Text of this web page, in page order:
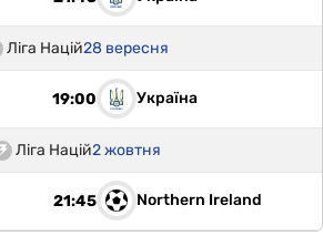
Ліга Націй28 вересня
19:00 Україна
Ліга Націй2 жовтня
21:45 Northern Ireland